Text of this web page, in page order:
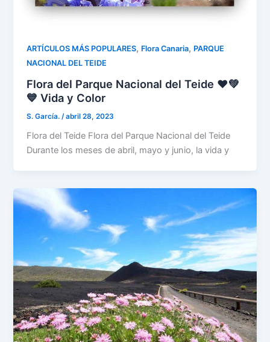
ARTÍCULOS MÁS POPULARES, Flora Canaria, PARQUE
NACIONAL DEL TEIDE
Flora del Parque Nacional del Teide ❤️💚
💙 Vida y Color
S. García. /abril 28, 2023
Flora del Teide Flora del Parque Nacional del Teide
Durante los meses de abril, mayo y junio, la vida y